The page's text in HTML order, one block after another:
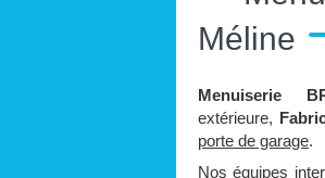
Méline
Menuiserie
extérieure,
porte de garage.
Nos équipes